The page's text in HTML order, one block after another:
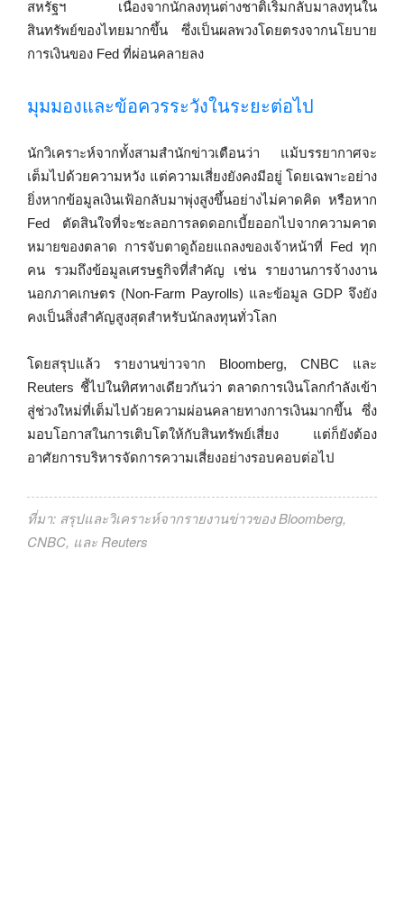
สหรัฐฯ เนื่องจากนักลงทุนต่างชาติเริ่มกลับมาลงทุนใน
สินทรัพย์ของไทยมากขึ้น ซึ่งเป็นผลพวงโดยตรงจากนโยบาย
การเงินของ Fed ที่ผ่อนคลายลง
มุมมองและข้อควรระวังในระยะต่อไป
นักวิเคราะห์จากทั้งสามสำนักข่าวเตือนว่า แม้บรรยากาศจะ
เต็มไปด้วยความหวัง แต่ความเสี่ยงยังคงมีอยู่ โดยเฉพาะอย่าง
ยิ่งหากข้อมูลเงินเฟ้อกลับมาพุ่งสูงขึ้นอย่างไม่คาดคิด หรือหาก
Fed ตัดสินใจที่จะชะลอการลดดอกเบี้ยออกไปจากความคาด
หมายของตลาด การจับตาดูถ้อยแถลงของเจ้าหน้าที่ Fed ทุก
คน รวมถึงข้อมูลเศรษฐกิจที่สำคัญ เช่น รายงานการจ้างงาน
นอกภาคเกษตร (Non-Farm Payrolls) และข้อมูล GDP จึงยัง
คงเป็นสิ่งสำคัญสูงสุดสำหรับนักลงทุนทั่วโลก
โดยสรุปแล้ว รายงานข่าวจาก Bloomberg, CNBC และ
Reuters ชี้ไปในทิศทางเดียวกันว่า ตลาดการเงินโลกกำลังเข้า
สู่ช่วงใหม่ที่เต็มไปด้วยความผ่อนคลายทางการเงินมากขึ้น ซึ่ง
มอบโอกาสในการเติบโตให้กับสินทรัพย์เสี่ยง แต่ก็ยังต้อง
อาศัยการบริหารจัดการความเสี่ยงอย่างรอบคอบต่อไป
ที่มา: สรุปและวิเคราะห์จากรายงานข่าวของ Bloomberg,
CNBC, และ Reuters